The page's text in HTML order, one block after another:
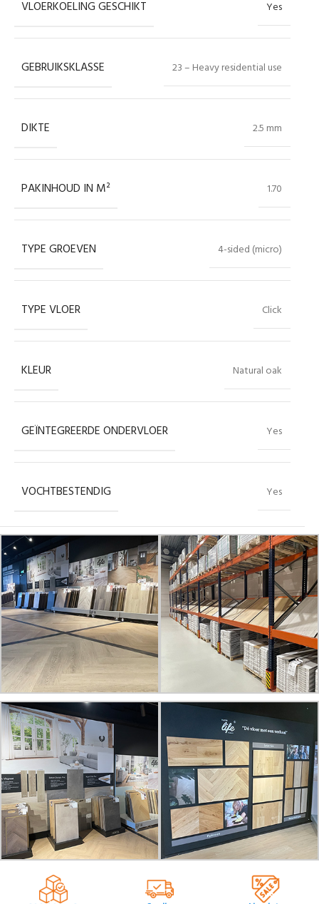
VLOERKOELING GESCHIKT Yes
GEBRUIKSKLASSE 23 – Heavy residential use
DIKTE 2.5 mm
PAKINHOUD IN M² 1.70
TYPE GROEVEN 4-sided (micro)
TYPE VLOER Click
KLEUR Natural oak
GEÏNTEGREERDE ONDERVLOER Yes
VOCHTBESTENDIG Yes